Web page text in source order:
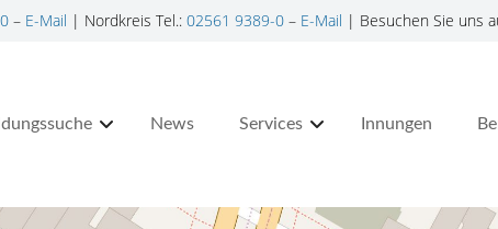
– E-Mail | Nordkreis Tel.: 02561 9389-0– E-Mail | Besuchen Sie uns
News Services Innungen